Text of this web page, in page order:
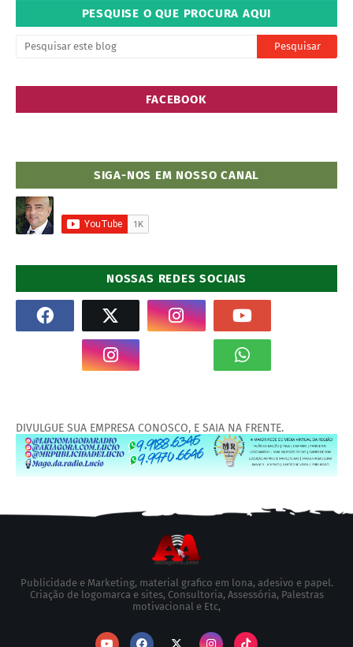
PESQUISE O QUE PROCURA AQUI
FACEBOOK
SIGA-NOS EM NOSSO CANAL
NOSSAS REDES SOCIAIS
DIVULGUE SUA EMPRESA CONOSCO, E SAIA NA FRENTE.
Publicidade e Marketing, material grafico em lona, adesivo e papel.
Criação de logomarca e sites, Consultoria, Assessória, Palestras
motivacional e Etc,